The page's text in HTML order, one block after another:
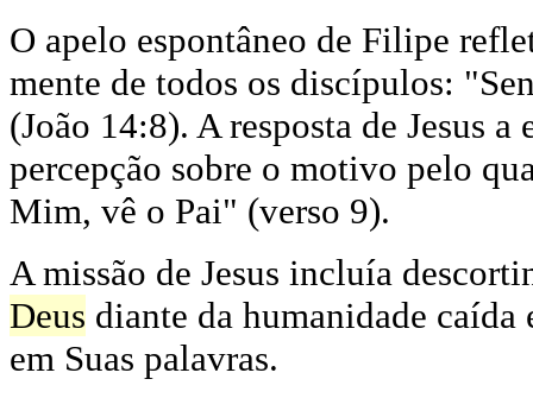
O apelo espontâneo de Filipe
mente de todos os discípulos:
(João 14:8). A resposta de Jesus
percepção sobre o motivo pelo
Mim, vê o Pai" (verso 9).
A missão de Jesus incluía
Deus diante da humanidade caída
em Suas palavras.